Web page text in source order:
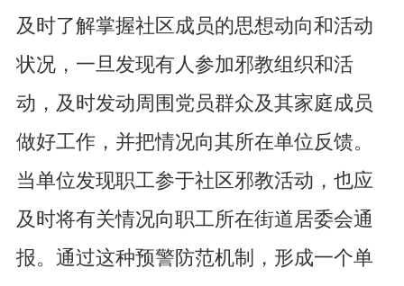
及时了解掌握社区成员的思想动向和活动
状况，一旦发现有人参加邪教组织和活
动，及时发动周围党员群众及其家庭成员
做好工作，并把情况向其所在单位反馈。
当单位发现职工参于社区邪教活动，也应
及时将有关情况向职工所在街道居委会通
报。通过这种预警防范机制，形成一个单